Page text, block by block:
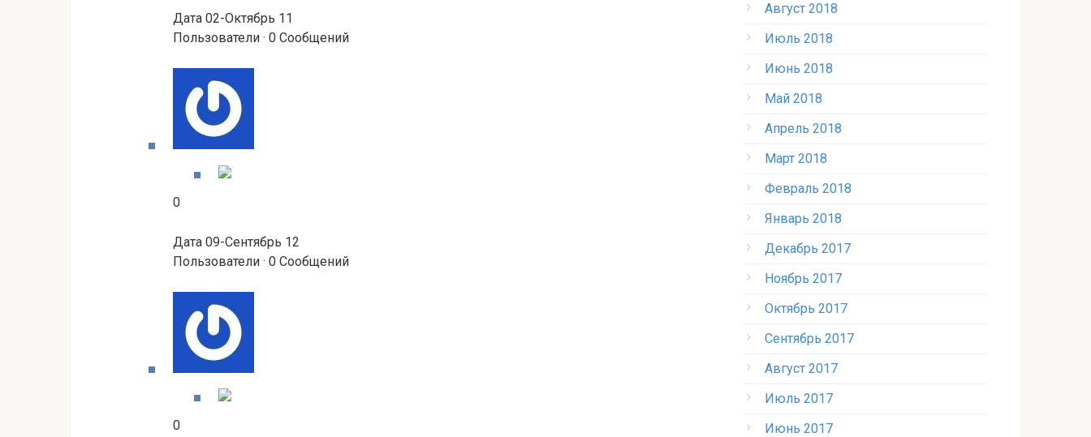
Дата 02-Октябрь 11
Пользователи · 0 Сообщений
0
Дата 09-Сентябрь 12
Пользователи · 0 Сообщений
0
Август 2018
Июль 2018
Июнь 2018
Май 2018
Апрель 2018
Март 2018
Февраль 2018
Январь 2018
Декабрь 2017
Ноябрь 2017
Октябрь 2017
Сентябрь 2017
Август 2017
Июль 2017
Июнь 2017